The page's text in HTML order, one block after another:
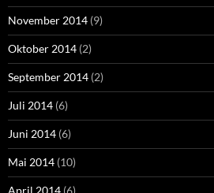
November 2014 (9)
Oktober 2014 (2)
September 2014 (2)
Juli 2014 (6)
Juni 2014 (6)
Mai 2014 (10)